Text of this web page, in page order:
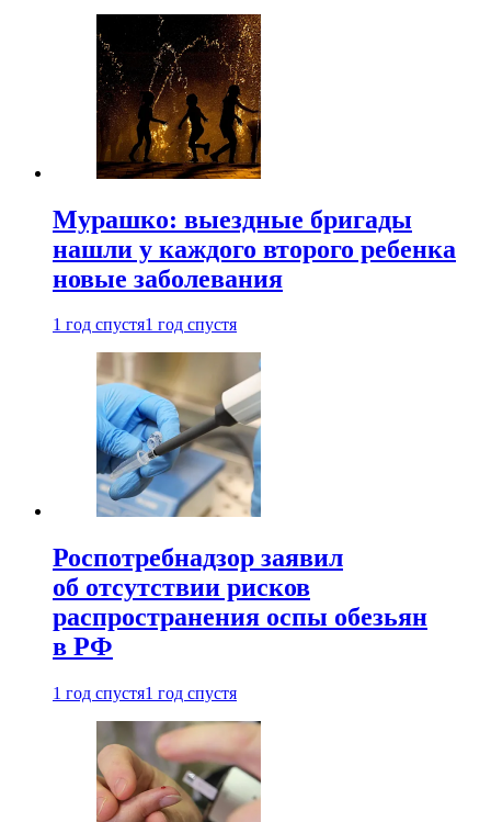
Мурашко: выездные бригады
нашли у каждого второго ребенка
новые заболевания
1 год спустя1 год спустя
Роспотребнадзор заявил
об отсутствии рисков
распространения оспы обезьян
в РФ
1 год спустя1 год спустя